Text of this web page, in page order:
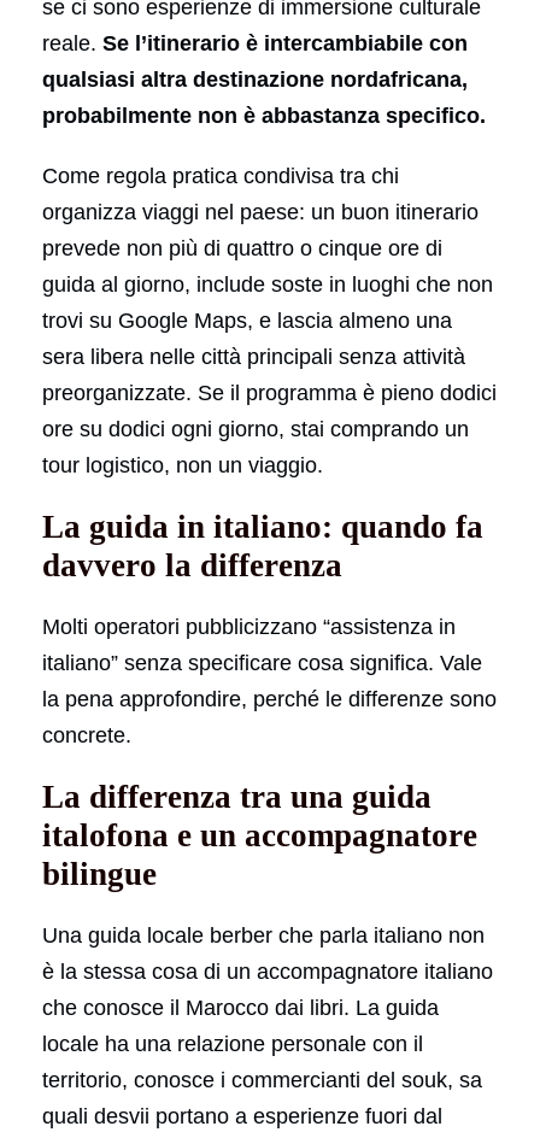
se ci sono esperienze di immersione culturale
reale. Se l’itinerario è intercambiabile con
qualsiasi altra destinazione nordafricana,
probabilmente non è abbastanza specifico.
Come regola pratica condivisa tra chi
organizza viaggi nel paese: un buon itinerario
prevede non più di quattro o cinque ore di
guida al giorno, include soste in luoghi che non
trovi su Google Maps, e lascia almeno una
sera libera nelle città principali senza attività
preorganizzate. Se il programma è pieno dodici
ore su dodici ogni giorno, stai comprando un
tour logistico, non un viaggio.
La guida in italiano: quando fa
davvero la differenza
Molti operatori pubblicizzano “assistenza in
italiano” senza specificare cosa significa. Vale
la pena approfondire, perché le differenze sono
concrete.
La differenza tra una guida
italofona e un accompagnatore
bilingue
Una guida locale berber che parla italiano non
è la stessa cosa di un accompagnatore italiano
che conosce il Marocco dai libri. La guida
locale ha una relazione personale con il
territorio, conosce i commercianti del souk, sa
quali desvii portano a esperienze fuori dal